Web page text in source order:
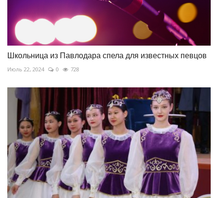
Школьница из Павлодара спела для известных певцов
Июль 22, 2024 0 728